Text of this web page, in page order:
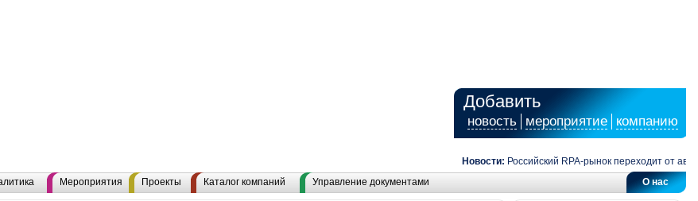
Добавить
новость мероприятие компанию
Новости: Российский RPA-рынок переходит от
О нас
Мероприятия Проекты Каталог компаний Управление документами